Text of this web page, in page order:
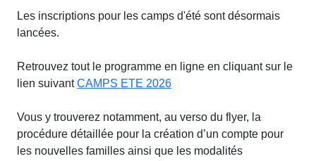
Les inscriptions pour les camps d'été sont désormais
lancées.
Retrouvez tout le programme en ligne en cliquant sur le
lien suivantCAMPS ETE 2026
Vous y trouverez notamment, au verso du flyer, la
procédure détaillée pour la création d’un compte pour
les nouvelles familles ainsi que les modalités